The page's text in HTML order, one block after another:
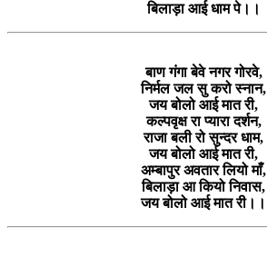
बिलाड़ा आई धाम पे।।
बाण गंगा बेवे नगर गोरवे,
निर्मल जल सु करो स्नान,
जय बोलो आई मात री,
कल्पवृक्ष रा प्यारा दर्शन,
राजा बली रो सुन्दर धाम,
जय बोलो आई मात री,
अम्बापुर अवतार लियो माँ,
बिलाड़ा आ कियो निवास,
जय बोलो आई मात री।।